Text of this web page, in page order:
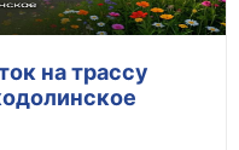
на трассу